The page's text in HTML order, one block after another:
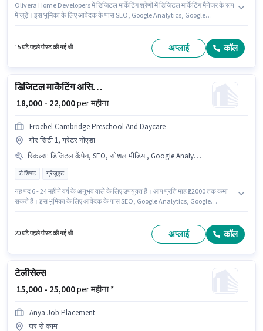
Olivera Home Developers में डिजिटल मार्केटिंग श्रेणी में डिजिटल मार्केटिंग मैनेजर के रूप
में जुड़ें। इस भूमिका के लिए आवेदक के पास SEO, Google Analytics, Google
मिलती है। इस पद के लिए उम्मीदवार के पास डिप्लोमा डिग्री/सर्टिफिकेट होना अनिवार्य है। यह
भूमिका 6 - 24 महीने वर्ष के अनुभव वाले के लिए खुली है, मासिक वेतन ₹25000 रहेगा।
15 घंटे पहले पोस्ट की गई थी अप्लाई कॉल
डिजिटल मार्केटिंग असिस्टेंट
₹ 18,000 - 22,000per महीना
Froebel Cambridge Preschool And Daycare
गौर सिटी 1, ग्रेटर नोएडा
स्किल्स: डिजिटल कैंपेन, SEO, सोशल मीडिया, Google Analytics, Google AdWords
डे शिफ्ट ग्रेजुएट
यह पद 6 - 24 महीने वर्ष के अनुभव वाले के लिए उपयुक्त है। आप प्रति माह ₹22000 तक कमा
सकते हैं। इस भूमिका के लिए आवेदक के पास SEO, Google Analytics, Google
अतिरिक्त लाभ जैसे PF, मेडिकल बेनिफिट्स भी मिलेंगे। इस पद के लिए उम्मीदवार के पास
ग्रेजुएट डिग्री/सर्टिफिकेट होना अनिवार्य है। इस पद के लिए Fixed सैलरी उपलब्ध है।
20 घंटे पहले पोस्ट की गई थी अप्लाई कॉल
टेलीसेल्स
₹ 15,000 - 25,000per महीना *
Anya Job Placement
घर से काम